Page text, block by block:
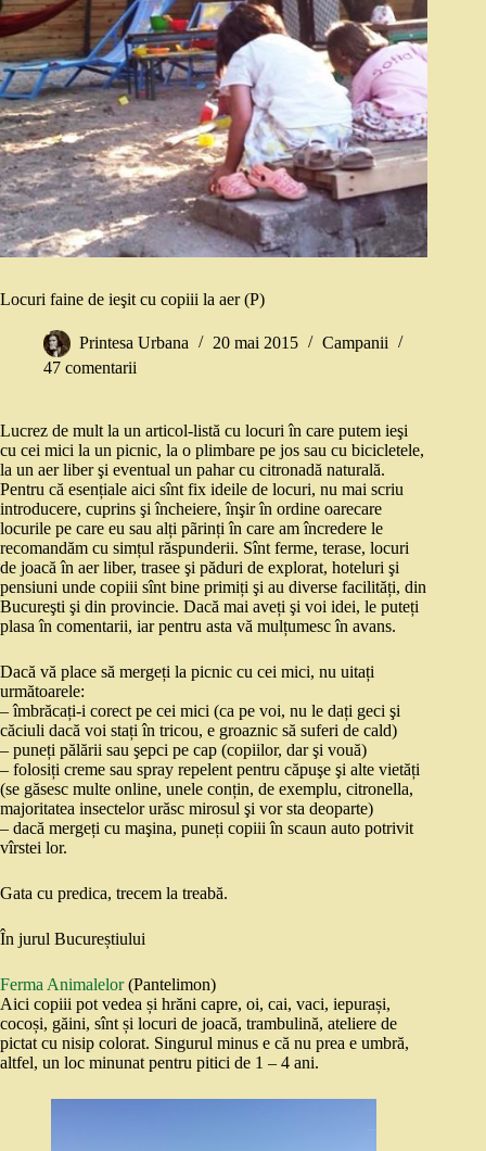
Locuri faine de ieşit cu copiii la aer (P)
Printesa Urbana 20 mai 2015
Campanii
47 comentarii
Lucrez de mult la un articol-listă cu locuri în care putem ieşi
cu cei mici la un picnic, la o plimbare pe jos sau cu bicicletele,
la un aer liber şi eventual un pahar cu citronadă naturală.
Pentru că esențiale aici sînt fix ideile de locuri, nu mai scriu
introducere, cuprins şi încheiere, înşir în ordine oarecare
locurile pe care eu sau alți pãrinți în care am încredere le
recomandăm cu simțul răspunderii. Sînt ferme, terase, locuri
de joacă în aer liber, trasee şi păduri de explorat, hoteluri şi
pensiuni unde copiii sînt bine primiți şi au diverse facilități, din
Bucureşti şi din provincie. Dacă mai aveți şi voi idei, le puteți
plasa în comentarii, iar pentru asta vă mulțumesc în avans.
Dacă vă place să mergeți la picnic cu cei mici, nu uitați
următoarele:
– îmbrăcați-i corect pe cei mici (ca pe voi, nu le dați geci şi
căciuli dacă voi stați în tricou, e groaznic să suferi de cald)
– puneți pălării sau şepci pe cap (copiilor, dar şi vouă)
– folosiți creme sau spray repelent pentru căpuşe şi alte vietăți
(se găsesc multe online, unele conțin, de exemplu, citronella,
majoritatea insectelor urăsc mirosul şi vor sta deoparte)
– dacă mergeți cu maşina, puneți copiii în scaun auto potrivit
vîrstei lor.
Gata cu predica, trecem la treabă.
În jurul Bucureștiului
Ferma Animalelor(Pantelimon)
Aici copiii pot vedea și hrăni capre, oi, cai, vaci, iepurași,
cocoși, găini, sînt și locuri de joacă, trambulină, ateliere de
pictat cu nisip colorat. Singurul minus e că nu prea e umbră,
altfel, un loc minunat pentru pitici de 1 – 4 ani.